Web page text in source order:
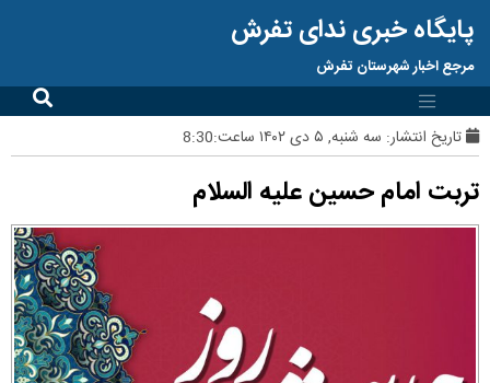
پایگاه خبری ندای تفرش
مرجع اخبار شهرستان تفرش
تاریخ انتشار: سه شنبه, ۵ دی ۱۴۰۲ ساعت:8:30
تربت امام حسین علیه السلام